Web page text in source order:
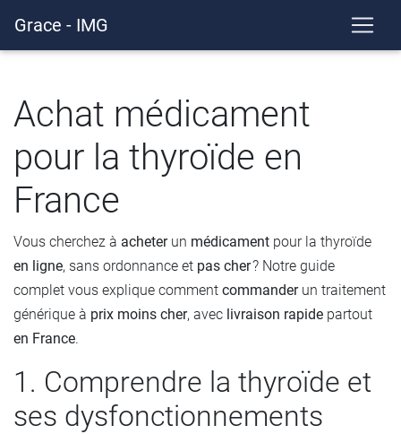
Grace - IMG
Achat médicament
pour la thyroïde en
France
Vous cherchez à acheterun médicament pour la thyroïde
en ligne, sans ordonnance et pas cher? Notre guide
complet vous explique comment commanderun traitement
générique à prix moins cher, avec livraison rapide partout
en France.
1. Comprendre la thyroïde et
ses dysfonctionnements